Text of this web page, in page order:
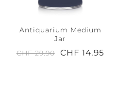
Antiquarium Medium
Jar
CHF 29.90
CHF 14.95